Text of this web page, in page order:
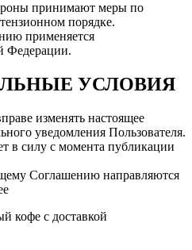
принимают меры по
порядке.
применяется
Федерации.
УСЛОВИЯ
изменять настоящее
уведомления Пользователя.
в силу с момента публикации
Соглашению направляются